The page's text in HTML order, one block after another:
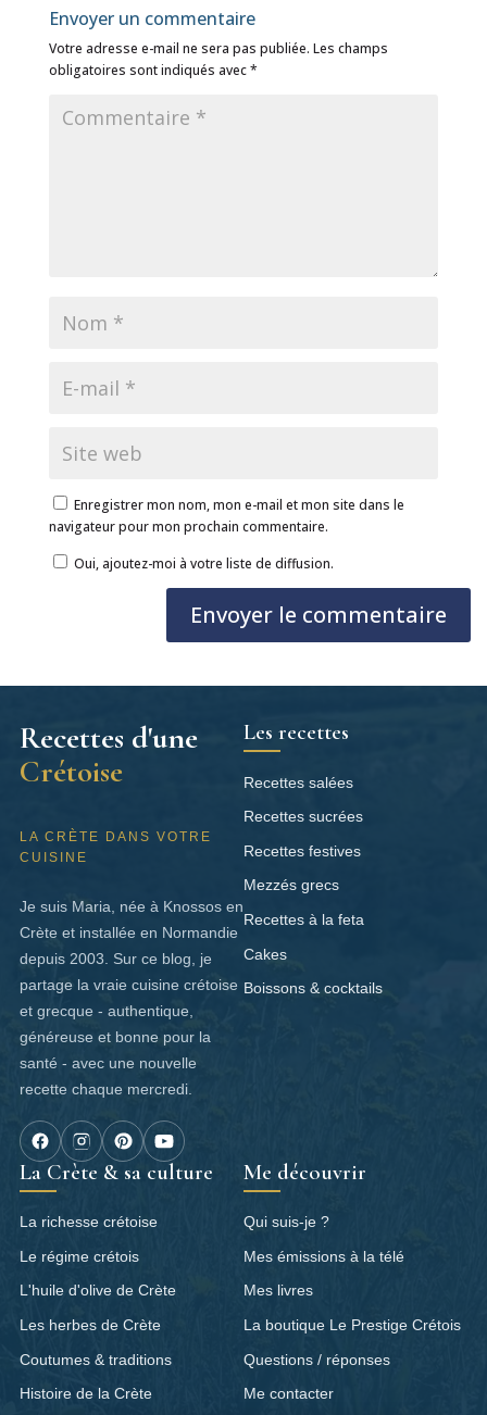
Envoyer un commentaire
Votre adresse e-mail ne sera pas publiée. Les champs
obligatoires sont indiqués avec*
Enregistrer mon nom, mon e-mail et mon site dans le
navigateur pour mon prochain commentaire.
Oui, ajoutez-moi à votre liste de diffusion.
Envoyer le commentaire
Recettes d'une
Crétoise
LA CRÈTE DANS VOTRE
CUISINE
Je suis Maria, née à Knossos en
Crète et installée en Normandie
depuis 2003. Sur ce blog, je
partage la vraie cuisine crétoise
et grecque - authentique,
généreuse et bonne pour la
santé - avec une nouvelle
recette chaque mercredi.
Les recettes
Recettes salées
Recettes sucrées
Recettes festives
Mezzés grecs
Recettes à la feta
Cakes
Boissons & cocktails
La Crète & sa culture
La richesse crétoise
Le régime crétois
L'huile d'olive de Crète
Les herbes de Crète
Coutumes & traditions
Histoire de la Crète
Me découvrir
Qui suis-je ?
Mes émissions à la télé
Mes livres
La boutique Le Prestige Crétois
Questions / réponses
Me contacter